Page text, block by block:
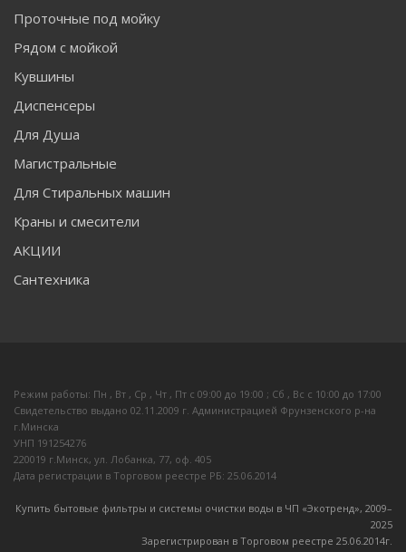
Проточные под мойку
Рядом с мойкой
Кувшины
Диспенсеры
Для Душа
Магистральные
Для Стиральных машин
Краны и смесители
АКЦИИ
Сантехника
Режим работы: Пн , Вт , Ср , Чт , Пт c 09:00 до 19:00 ; Сб , Вс c 10:00 до 17:00
Свидетельство выдано 02.11.2009 г. Администрацией Фрунзенского р-на
г.Минска
УНП 191254276
220019 г.Минск, ул. Лобанка, 77, оф. 405
Дата регистрации в Торговом реестре РБ: 25.06.2014
Купить бытовые фильтры и системы очистки воды в ЧП «Экотренд», 2009–
2025
Зарегистрирован в Торговом реестре 25.06.2014г.